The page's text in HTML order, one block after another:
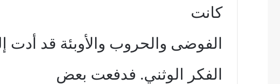
كانت
الفوضى والحروب والأوبئة قد
الفكر الوثني. فدفعت بعض